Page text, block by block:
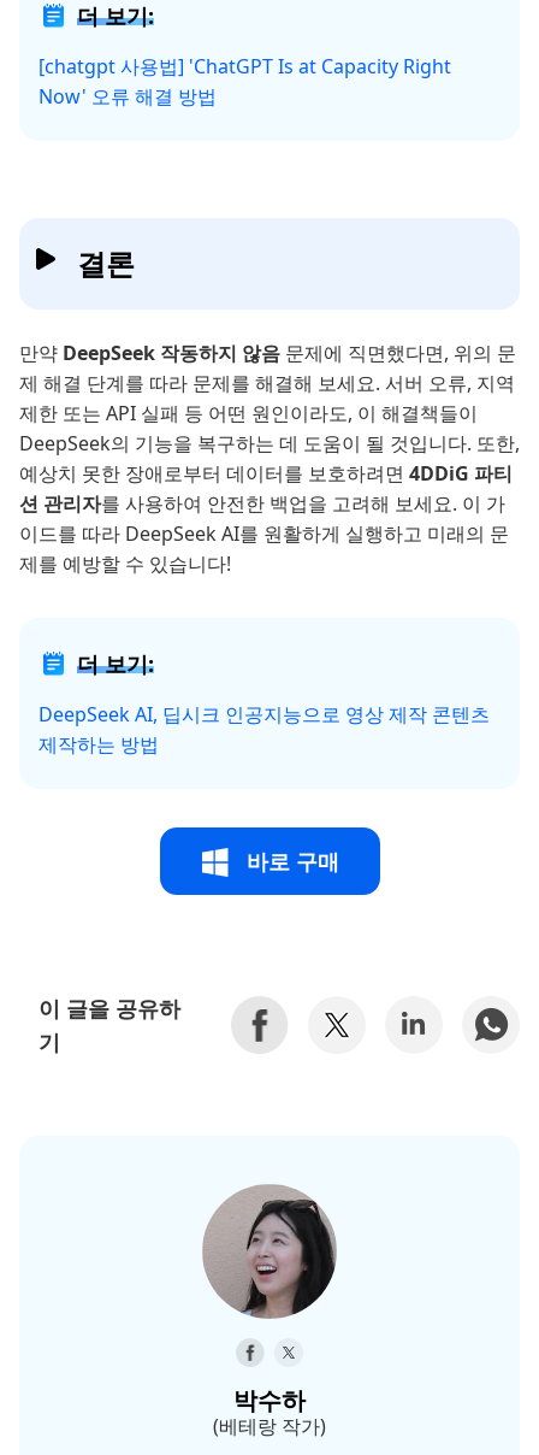
더 보기:
[chatgpt 사용법] 'ChatGPT Is at Capacity Right
Now' 오류 해결 방법
결론
만약 DeepSeek 작동하지 않음 문제에 직면했다면, 위의 문
제 해결 단계를 따라 문제를 해결해 보세요. 서버 오류, 지역
제한 또는 API 실패 등 어떤 원인이라도, 이 해결책들이
DeepSeek의 기능을 복구하는 데 도움이 될 것입니다. 또한,
예상치 못한 장애로부터 데이터를 보호하려면 4DDiG 파티
션 관리자를 사용하여 안전한 백업을 고려해 보세요. 이 가
이드를 따라 DeepSeek AI를 원활하게 실행하고 미래의 문
제를 예방할 수 있습니다!
더 보기:
DeepSeek AI, 딥시크 인공지능으로 영상 제작 콘텐츠
제작하는 방법
바로 구매
이 글을 공유하
기
박수하
(베테랑 작가)